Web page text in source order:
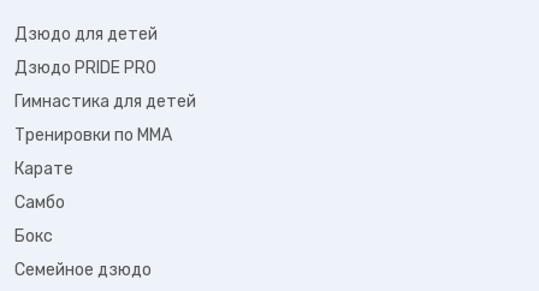
Дзюдо для детей
Дзюдо PRIDE PRO
Гимнастика для детей
Тренировки по ММА
Карате
Самбо
Бокс
Семейное дзюдо